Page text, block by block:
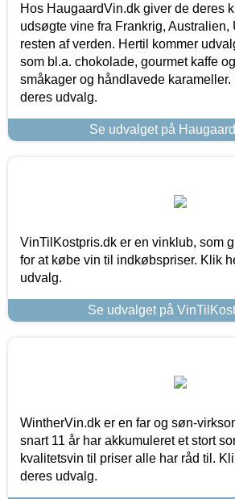
Hos HaugaardVin.dk giver de deres
udsøgte vine fra Frankrig, Australien,
resten af verden. Hertil kommer
som bl.a. chokolade, gourmet kaffe
småkager og håndlavede karameller.
deres udvalg.
Se udvalget på
VinTilKostpris.dk er en vinklub, som
for at købe vin til indkøbspriser. Klik
udvalg.
Se udvalget på
WintherVin.dk er en far og søn-
snart 11 år har akkumuleret et stort
kvalitetsvin til priser alle har råd til.
deres udvalg.